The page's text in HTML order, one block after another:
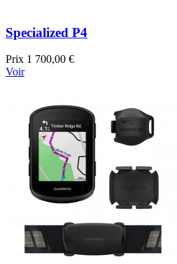
Specialized P4
Prix 1 700,00 €
Voir